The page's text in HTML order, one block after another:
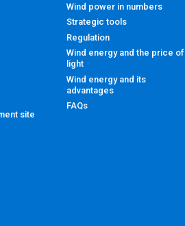
site
Wind power in numbers
Strategic tools
Regulation
Wind energy and the price of
light
Wind energy and its
advantages
FAQs